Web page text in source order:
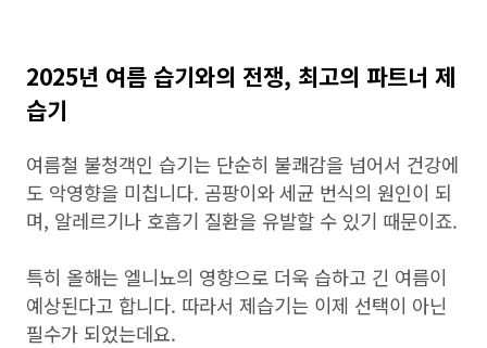
2025년 여름 습기와의 전쟁, 최고의 파트너 제
습기
여름철 불청객인 습기는 단순히 불쾌감을 넘어서 건강에
도 악영향을 미칩니다. 곰팡이와 세균 번식의 원인이 되
며, 알레르기나 호흡기 질환을 유발할 수 있기 때문이죠.
특히 올해는 엘니뇨의 영향으로 더욱 습하고 긴 여름이
예상된다고 합니다. 따라서 제습기는 이제 선택이 아닌
필수가 되었는데요.